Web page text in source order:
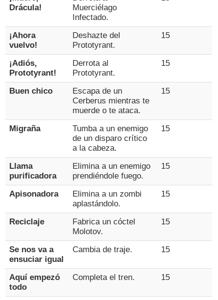
Drácula!
Muerciélago
Infectado.
¡Ahora
vuelvo!
Deshazte del
Prototyrant.
15
¡Adiós,
Prototyrant!
Derrota al
Prototyrant.
15
Buen chico
Escapa de un
Cerberus mientras te
muerde o te ataca.
15
Migraña
Tumba a un enemigo
de un disparo crítico
a la cabeza.
15
Llama
purificadora
Elimina a un enemigo
prendiéndole fuego.
15
Apisonadora
Elimina a un zombi
aplastándolo.
15
Reciclaje
Fabrica un cóctel
Molotov.
15
Se nos va a
ensuciar igual
Cambia de traje. 15
Aquí empezó
todo
Completa el tren. 15